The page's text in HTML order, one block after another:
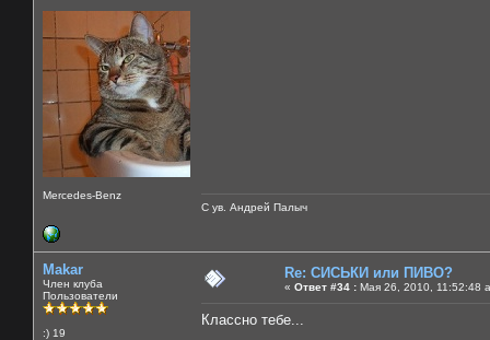
Mercedes-Benz
С ув. Андрей Палыч
Makar
Член клуба
Пользователи
:) 19
Re: СИСЬКИ или ПИВО?
« Ответ #34 : Мая 26, 2010, 11:52:48
Классно тебе...